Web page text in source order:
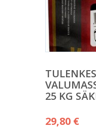
25 KG
29,80 €